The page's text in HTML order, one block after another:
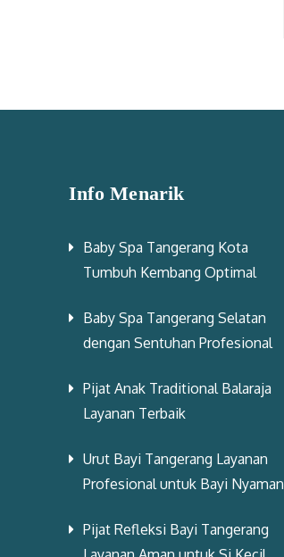
Info Menarik
Baby Spa Tangerang Kota
Tumbuh Kembang Optimal
Baby Spa Tangerang Selatan
dengan Sentuhan Profesional
Pijat Anak Traditional Balaraja
Layanan Terbaik
Urut Bayi Tangerang Layanan
Profesional untuk Bayi Nyaman
Pijat Refleksi Bayi Tangerang